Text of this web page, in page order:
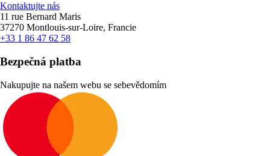
Kontaktujte nás
11 rue Bernard Maris
37270 Montlouis-sur-Loire, Francie
+33 1 86 47 62 58
Bezpečná platba
Nakupujte na našem webu se sebevědomím